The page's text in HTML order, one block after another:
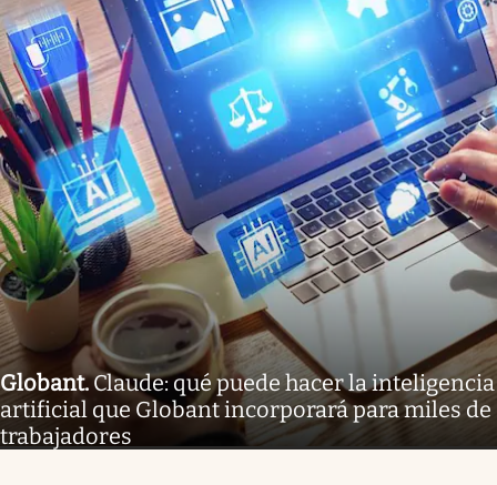
Globant.Claude: qué puede hacer la inteligencia
artificial que Globant incorporará para miles de
trabajadores